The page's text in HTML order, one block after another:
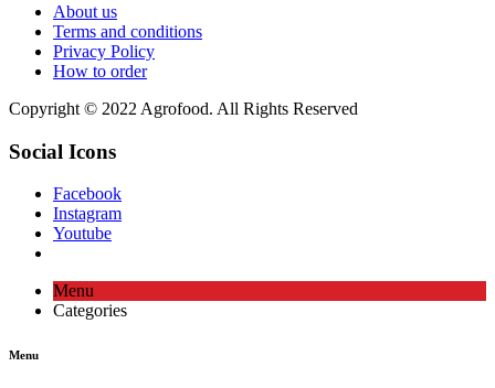
About us
Terms and conditions
Privacy Policy
How to order
Copyright © 2022 Agrofood. All Rights Reserved
Social Icons
Facebook
Instagram
Youtube
Menu
Categories
Menu